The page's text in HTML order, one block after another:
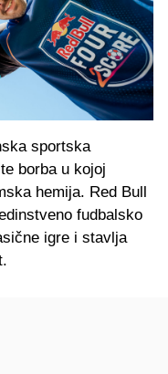
sportska
borba u kojoj
hemija. Red Bull
fudbalsko
igre i stavlja